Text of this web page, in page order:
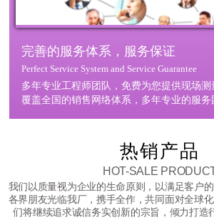
完善的服务体系，服务保证
Perfect Service System and Service Guarantee
多年专业工程师团队，免费为您提供现场测
覆盖全国的销售网络体系，多年专业的服
热销产品
HOT-SALE
我们以质量视为企业的生命原则，以满足客户
各界朋友光临我厂，携手全作，共同面对全球
们将继续追求诚信务实创新的宗旨，倾力打造